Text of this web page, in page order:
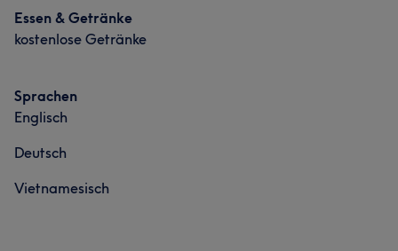
Essen & Getränke
kostenlose Getränke
Sprachen
Englisch
Deutsch
Vietnamesisch